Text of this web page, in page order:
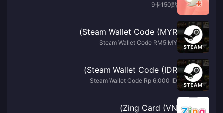
9卡150點
Steam Wallet Code (MYR)
Steam Wallet Code RM5 MY
Steam Wallet Code (IDR)
Steam Wallet Code Rp 6,000 ID
Zing Card (VN)